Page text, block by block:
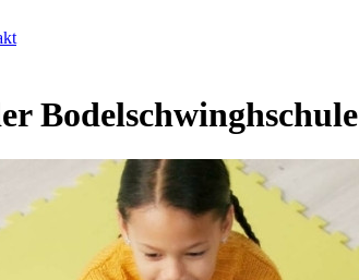
Bodelschwinghschule